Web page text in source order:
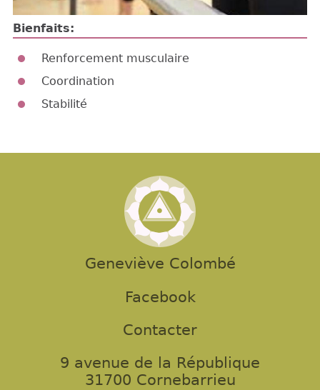
Bienfaits:
Renforcement musculaire
Coordination
Stabilité
Geneviève Colombé
Facebook
Contacter
9 avenue de la République
31700 Cornebarrieu